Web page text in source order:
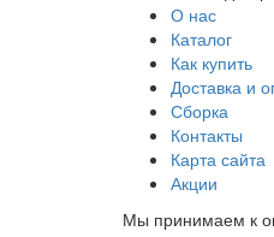
О нас
Каталог
Как купить
Доставка и
Сборка
Контакты
Карта сайта
Акции
Мы принимаем к